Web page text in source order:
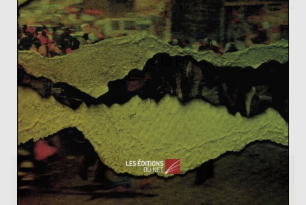
Europe : alors, que fait-on maintenant ?
L’affligeant retard de la France en
matière de Défense
19 mai 2013 1